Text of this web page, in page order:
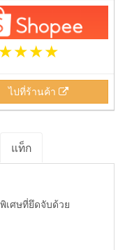
ไปที่ร้านค้า
แท็ก
เศษที่ยึดจับด้วย